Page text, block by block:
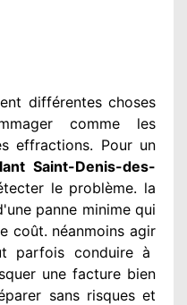
différenteschoses
comme les
effractions. Pour un
Saint-Denis-des-
le problème. la
panne minime qui
coût. néanmoins agir
parfois conduire à
une facture bien
sans risques et